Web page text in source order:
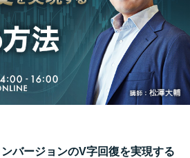
バージョンのV字回復を実現する